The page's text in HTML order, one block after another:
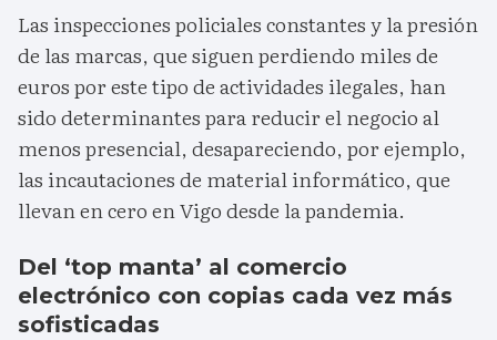
Las inspecciones policiales constantes y la presión
de las marcas, que siguen perdiendo miles de
euros por este tipo de actividades ilegales, han
sido determinantes para reducir el negocio al
menos presencial, desapareciendo, por ejemplo,
las incautaciones de material informático, que
llevan en cero en Vigo desde la pandemia.
Del ‘top manta’ al comercio
electrónico con copias cada vez más
sofisticadas